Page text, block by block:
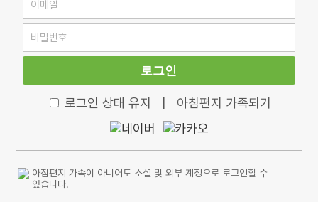
로그인
로그인 상태 유지 아침편지 가족되기
아침편지 가족이 아니어도 소셜 및 외부 계정으로 로그인할 수
있습니다.